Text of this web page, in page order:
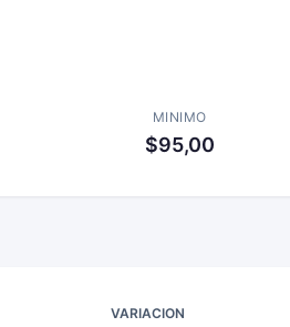
MINIMO
$95,00
VARIACION